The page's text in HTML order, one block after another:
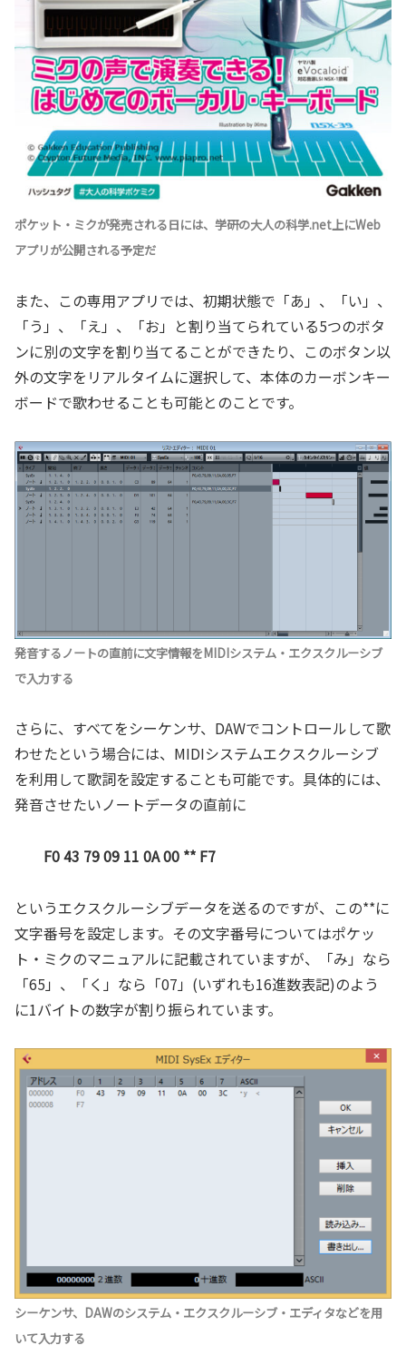
ポケット・ミクが発売される日には、学研の大人の科学.net上にWeb
アプリが公開される予定だ
また、この専用アプリでは、初期状態で「あ」、「い」、
「う」、「え」、「お」と割り当てられている5つのボタ
ンに別の文字を割り当てることができたり、このボタン以
外の文字をリアルタイムに選択して、本体のカーボンキー
ボードで歌わせることも可能とのことです。
発音するノートの直前に文字情報をMIDIシステム・エクスクルーシブ
で入力する
さらに、すべてをシーケンサ、DAWでコントロールして歌
わせたという場合には、MIDIシステムエクスクルーシブ
を利用して歌詞を設定することも可能です。具体的には、
発音させたいノートデータの直前に
F0 43 79 09 11 0A 00 ** F7
というエクスクルーシブデータを送るのですが、この**に
文字番号を設定します。その文字番号についてはポケッ
ト・ミクのマニュアルに記載されていますが、「み」なら
「65」、「く」なら「07」(いずれも16進数表記)のよう
に1バイトの数字が割り振られています。
シーケンサ、DAWのシステム・エクスクルーシブ・エディタなどを用
いて入力する